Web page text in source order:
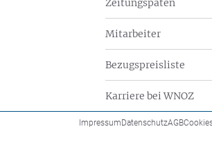
Zeitungspaten
Mitarbeiter
Bezugspreisliste
Karriere bei WNOZ
ImpressumDatenschutzAGB